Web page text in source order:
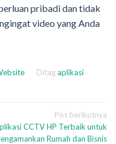
pribadi dan tidak
video yang Anda
Ditagaplikasi
Pos berikutnya
CCTV HP Terbaik untuk
Rumah dan Bisnis